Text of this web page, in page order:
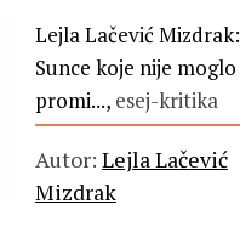
Lejla Lačević Mizdrak:
Sunce koje nije moglo
promi..., esej-kritika
Autor: Lejla Lačević
Mizdrak